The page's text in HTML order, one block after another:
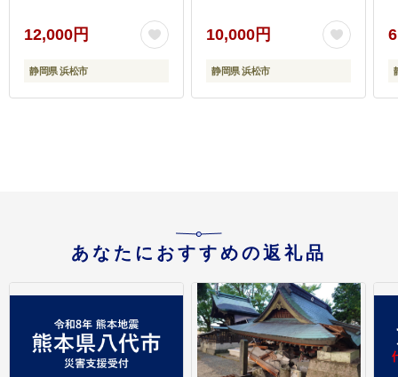
12,000円
静岡県 浜松市
10,000円
静岡県 浜松市
あなたにおすすめの返礼品